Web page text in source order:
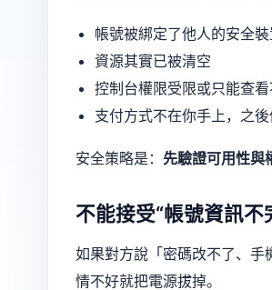
帳號被綁定了他人的安全裝
資源其實已被清空
控制台權限受限或只能查
支付方式不在你手上，之
安全策略是： 先驗證可用性與
不能接受“帳號資訊
如果對方說「密碼改不了、
情不好就把電源拔掉。